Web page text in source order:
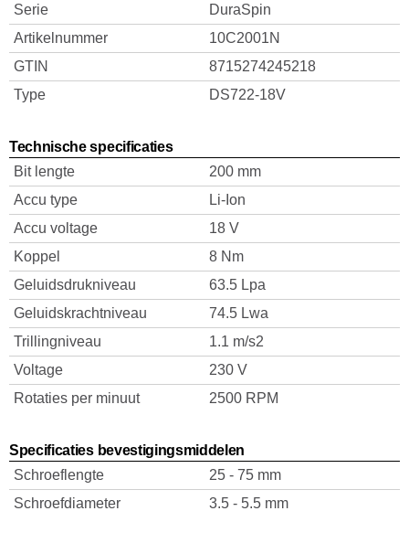
Serie
DuraSpin
Artikelnummer
10C2001N
GTIN
8715274245218
Type
DS722-18V
Technische specificaties
Bit lengte
200 mm
Accu type
Li-Ion
Accu voltage
18 V
Koppel
8 Nm
Geluidsdrukniveau
63.5 Lpa
Geluidskrachtniveau
74.5 Lwa
Trillingniveau
1.1 m/s2
Voltage
230 V
Rotaties per minuut
2500 RPM
Specificaties bevestigingsmiddelen
Schroeflengte
25 - 75 mm
Schroefdiameter
3.5 - 5.5 mm